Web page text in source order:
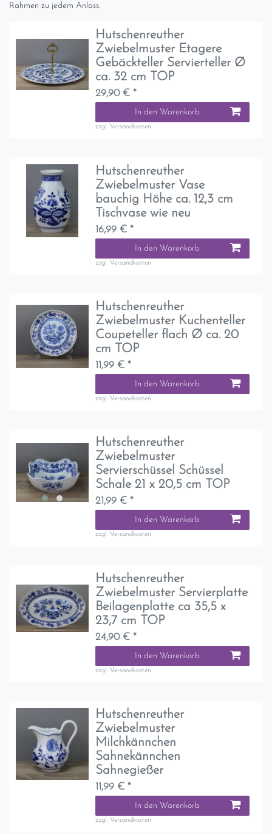
Rahmen zu jedem Anlass.
Hutschenreuther
Zwiebelmuster Etagere
Gebäckteller Servierteller Ø
ca. 32 cm TOP
29,90 € *
In den Warenkorb
zzgl. Versandkosten
Hutschenreuther
Zwiebelmuster Vase
bauchig Höhe ca. 12,3 cm
Tischvase wie neu
16,99 € *
In den Warenkorb
zzgl. Versandkosten
Hutschenreuther
Zwiebelmuster Kuchenteller
Coupeteller flach Ø ca. 20
cm TOP
11,99 € *
In den Warenkorb
zzgl. Versandkosten
Hutschenreuther
Zwiebelmuster
Servierschüssel Schüssel
Schale 21 x 20,5 cm TOP
21,99 € *
In den Warenkorb
zzgl. Versandkosten
Hutschenreuther
Zwiebelmuster Servierplatte
Beilagenplatte ca 35,5 x
23,7 cm TOP
24,90 € *
In den Warenkorb
zzgl. Versandkosten
Hutschenreuther
Zwiebelmuster
Milchkännchen
Sahnekännchen
Sahnegießer
11,99 € *
In den Warenkorb
zzgl. Versandkosten